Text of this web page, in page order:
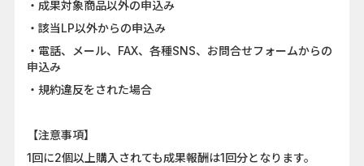
・成果対象商品以外の申込み
・該当LP以外からの申込み
・電話、メール、FAX、各種SNS、お問合せフォームからの
申込み
・規約違反をされた場合
【注意事項】
1回に2個以上購入されても成果報酬は1回分となります。